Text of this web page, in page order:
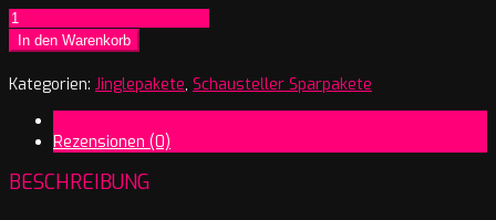
Jingles
Discount
Box
–
Vol.01
Menge
In den Warenkorb
Kategorien: Jinglepakete, Schausteller Sparpakete
Rezensionen (0)
BESCHREIBUNG